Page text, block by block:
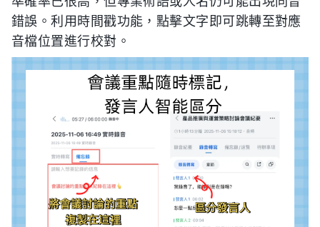
錯誤。利用時間戳功能，點擊文字即可跳轉至對應
音檔位置進行校對。